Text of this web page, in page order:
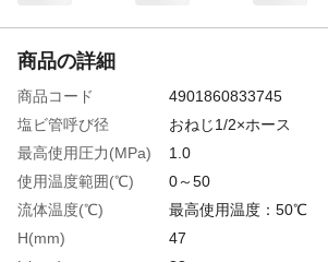
商品の詳細
商品コード
4901860833745
塩ビ管呼び径
おねじ1/2×ホース
最高使用圧力(MPa)
1.0
使用温度範囲(℃)
0～50
流体温度(℃)
最高使用温度：50℃
H(mm)
47